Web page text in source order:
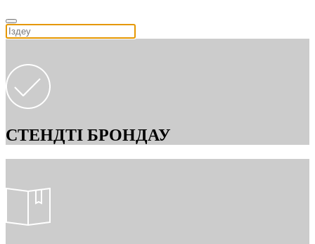
СТЕНДТІ БРОНДАУ